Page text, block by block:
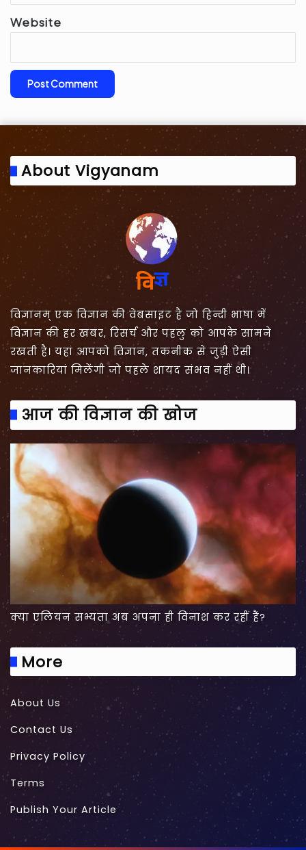
Website
About Vigyanam
विज्ञानम् एक विज्ञान की वेबसाइट है जो हिन्दी भाषा में
विज्ञान की हर खबर, रिसर्च और पहलु को आपके सामने
रखती है। यहां आपको विज्ञान, तकनीक से जुड़ी ऐसी
जानकारियां मिलेंगी जो पहले शायद संभव नहीं थी।
आज की विज्ञान की खोज
क्या एलियन सभ्यता अब अपना ही विनाश कर रहीं हैं?
More
About Us
Contact Us
Privacy Policy
Terms
Publish Your Article